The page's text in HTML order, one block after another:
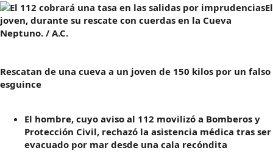
El
joven, durante su rescate con cuerdas en la Cueva
Neptuno. / A.C.
Rescatan de una cueva a un joven de 150 kilos por un falso
esguince
El hombre, cuyo aviso al 112 movilizó a Bomberos y
Protección Civil, rechazó la asistencia médica tras ser
evacuado por mar desde una cala recóndita